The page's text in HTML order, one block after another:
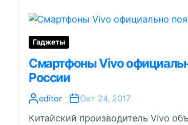
Гаджеты
Смартфоны Vivo
России
editor Окт 24, 2017
Китайский производитель Vivo